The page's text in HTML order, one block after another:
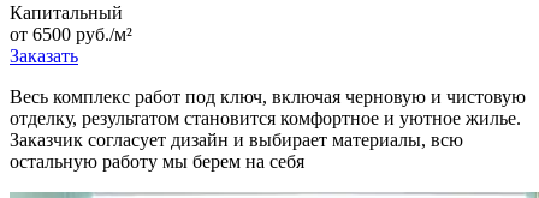
Капитальный
от 6500 руб./м²
Заказать
Весь комплекс работ под ключ, включая черновую и чистовую
отделку, результатом становится комфортное и уютное жилье.
Заказчик согласует дизайн и выбирает материалы, всю
остальную работу мы берем на себя